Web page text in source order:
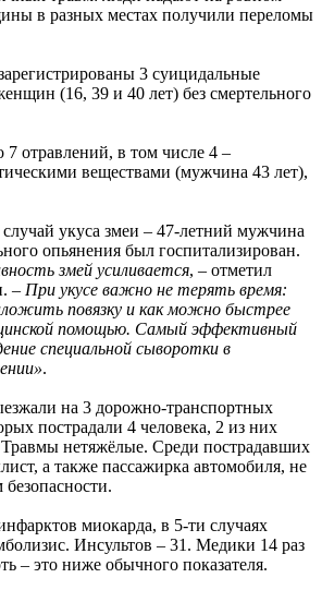
в разных местах получили переломы
3 суицидальные
(16, 39 и 40 лет) без смертельного
7 отравлений, в том числе 4 –
веществами (мужчина 43 лет),
укуса змеи – 47-летний мужчина
опьянения был госпитализирован.
змей усиливается, – отметил
– При укусе важно не терять время:
повязку и как можно быстрее
помощью. Самый эффективный
специальной сыворотки в
.
на 3 дорожно-транспортных
пострадали 4 человека, 2 из них
нетяжёлые. Среди пострадавших
а также пассажирка автомобиля, не
миокарда, в 5-ти случаях
Инсультов – 31. Медики 14 раз
– это ниже обычного показателя.